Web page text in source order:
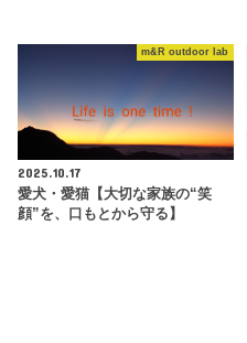
m&R outdoor lab
2025.10.17
愛犬・愛猫【大切な家族の“笑
顔”を、口もとから守る】